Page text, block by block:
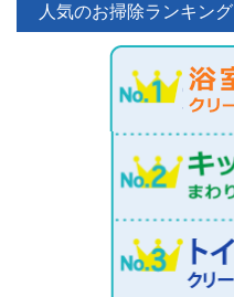
人気のお掃除ランキング